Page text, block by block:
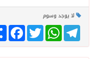
لا يوجد وسوم
Twitter
WhatsAppTelegram